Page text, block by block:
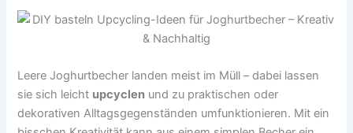
Leere Joghurtbecher landen meist im Müll – dabei lassen
sie sich leicht upcyclen und zu praktischen oder
dekorativen Alltagsgegenständen umfunktionieren. Mit ein